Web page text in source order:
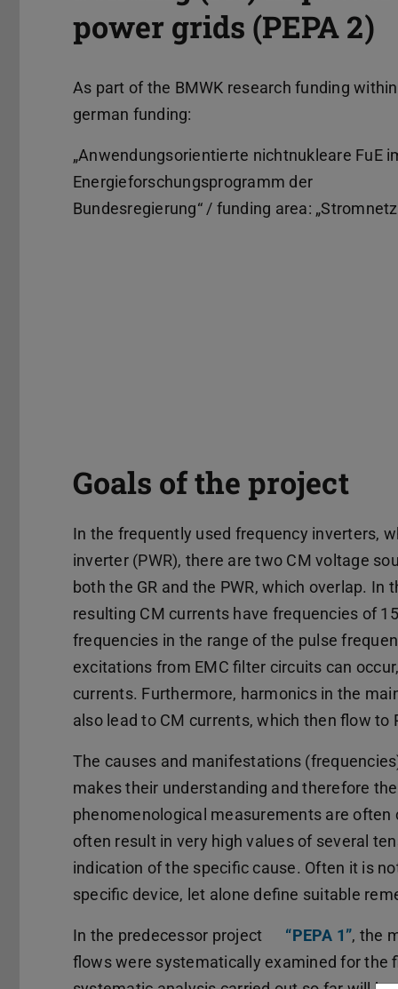
power grids (PEPA 2)
As part of the BMWK research funding
german funding:
„Anwendungsorientierte nichtnukleare FuE
Energieforschungsprogramm der
Bundesregierung“ / funding area:
Goals of the project
In the frequently used frequency inverters,
inverter (PWR), there are two CM voltage
both the GR and the PWR, which overlap. In
resulting CM currents have frequencies of
frequencies in the range of the pulse
excitations from EMC filter circuits can
currents. Furthermore, harmonics in the
also lead to CM currents, which then flow to
The causes and manifestations
makes their understanding and therefore
phenomenological measurements are
often result in very high values of several
indication of the specific cause. Often it is
specific device, let alone define suitable
In the predecessor project “PEPA 1”, the
flows were systematically examined for the